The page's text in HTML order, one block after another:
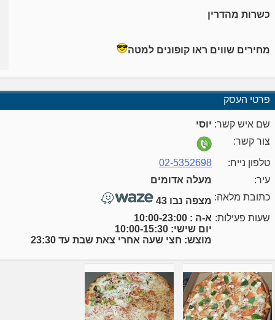
כשרות מהדרין
מחירים שווים ראו קופונים למטה
פרטי העסק
שם איש קשר: יוסי
צור קשר:
טלפון נייח:
02-5352698
עיר:
מעלה אדומים
כתובת מלאה: מצפה נבו 43
שעות פעילות: א-ה : 10:00-23:00
יום שישי: 10:00-15:30
מוצש: חצי שעה אחרי צאת שבת עד 23:30